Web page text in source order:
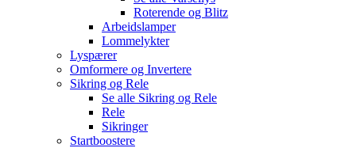
Roterende og Blitz
Arbeidslamper
Lommelykter
Lyspærer
Omformere og Invertere
Sikring og Rele
Se alle Sikring og Rele
Rele
Sikringer
Startboostere